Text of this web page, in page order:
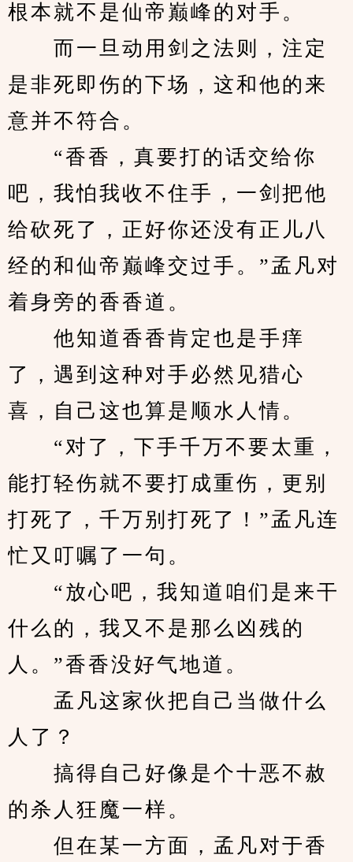
根本就不是仙帝巅峰的对手。
而一旦动用剑之法则，注定
是非死即伤的下场，这和他的来
意并不符合。
“香香，真要打的话交给你
吧，我怕我收不住手，一剑把他
给砍死了，正好你还没有正儿八
经的和仙帝巅峰交过手。”孟凡对
着身旁的香香道。
他知道香香肯定也是手痒
了，遇到这种对手必然见猎心
喜，自己这也算是顺水人情。
“对了，下手千万不要太重，
能打轻伤就不要打成重伤，更别
打死了，千万别打死了！”孟凡连
忙又叮嘱了一句。
“放心吧，我知道咱们是来干
什么的，我又不是那么凶残的
人。”香香没好气地道。
孟凡这家伙把自己当做什么
人了？
搞得自己好像是个十恶不赦
的杀人狂魔一样。
但在某一方面，孟凡对于香